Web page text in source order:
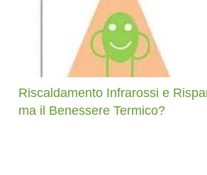
Riscaldamento Infrarossi e
ma il Benessere Termico?